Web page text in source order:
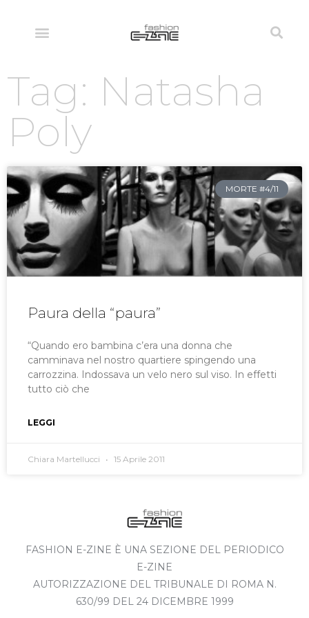
Tag: Natasha
Poly
MORTE #4/11
Paura della “paura”
“Quando ero bambina c’era una donna che
camminava nel nostro quartiere spingendo una
carrozzina. Indossava un velo nero sul viso. In effetti
tutto ciò che
LEGGI
Chiara Martellucci 15 Aprile 2011
FASHION E-ZINE È UNA SEZIONE DEL PERIODICO
E-ZINE
AUTORIZZAZIONE DEL TRIBUNALE DI ROMA N.
630/99 DEL 24 DICEMBRE 1999